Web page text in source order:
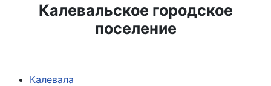
Калевальское городское
поселение
Калевала